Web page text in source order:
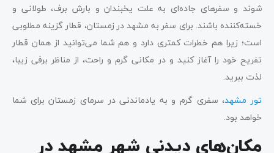
شوند و سفرهای جاده‌ای به علت یخبندان و بارش برف، طولانی و
خسته‌کننده باشند. برای سفر به مشهد در زمستان، قطار گزینه‌ مطلوبی
است؛ زیرا هم خطرات کمتری دارد و هم شما می‌توانید از همان قطار
تفریح خود را آغاز کنید و در مکانی گرم و راحت، از مناظر برفی زیبا،
لذت ببرید.
تور مشهد، سفری گرم و به یادماندنی در سرمای زمستان برای شما
خواهد بود.
مکان‌های دیدنی شهر مشهد در